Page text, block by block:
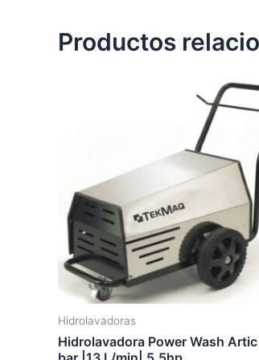
Productos
Hidrolavadoras
Hidrolavadora Power Wash